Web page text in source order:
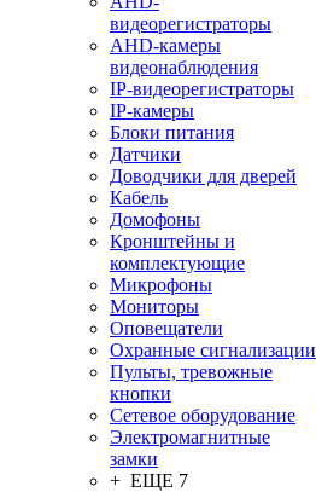
видеорегистраторы
AHD-камеры
видеонаблюдения
IP-видеорегистраторы
IP-камеры
Блоки питания
Датчики
Доводчики для дверей
Кабель
Домофоны
Кронштейны и
комплектующие
Микрофоны
Мониторы
Оповещатели
Охранные сигнализации
Пульты, тревожные
кнопки
Сетевое оборудование
Электромагнитные
замки
+ ЕЩЕ 7